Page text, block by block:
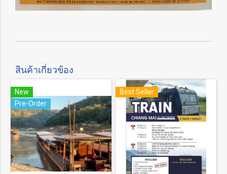
สินค้าเกี่ยวข้อง
New
Pre-Order
Best Seller